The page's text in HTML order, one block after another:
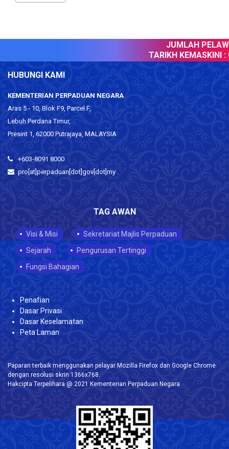
JUMLAH
TARIKH KEMASKINI :
HUBUNGI KAMI
KEMENTERIAN PERPADUAN NEGARA
Aras 5 - 10, Blok F9, Parcel F,
Lebuh Perdana Timur,
Presint 1, 62000 Putrajaya, MALAYSIA
+603-8091 8000
pro[at]perpaduan[dot]gov[dot]my
TAG AWAN
Visi & Misi
Sekretariat Majlis Perpaduan
Sejarah
Pengurusan Tertinggi
Fungsi Bahagian
Penafian
Dasar Privasi
Dasar Keselamatan
Peta Laman
Paparan terbaik menggunakan pelayar Mozilla Firefox dan Google Chrome
dengan resolusi skrin 1366x768.
Hakcipta Terpelihara @ 2021 Kementerian Perpaduan Negara